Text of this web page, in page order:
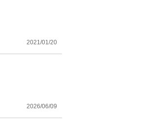
2021/01/20
2026/06/09